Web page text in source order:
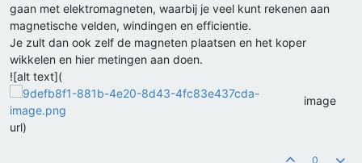
gaan met elektromagneten, waarbij je veel kunt rekenen aan
magnetische velden, windingen en efficientie.
Je zult dan ook zelf de magneten plaatsen en het koper
wikkelen en hier metingen aan doen.
![alt text](
image
url)
0